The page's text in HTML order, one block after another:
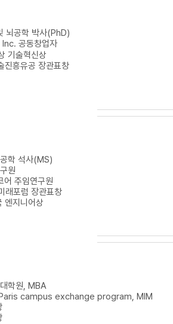
뇌공학 박사(PhD)
공동창업자
기술혁신상
진흥유공 장관표창
학 석사(MS)
원
어 주임연구원
래포럼 장관표창
엔지니어상
학원, MBA
campus exchange program, MIM